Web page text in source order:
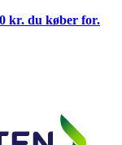
kr. du køber for.